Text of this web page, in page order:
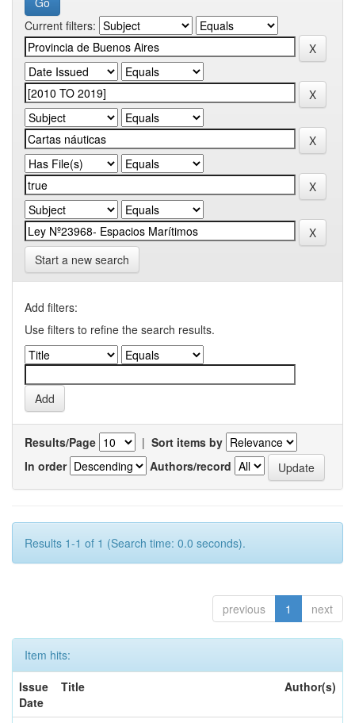
Current filters:
Start a new search
Add filters:
Use filters to refine the search results.
Results/Page | Sort items by
In order
Authors/record
Results 1-1 of 1 (Search time: 0.0 seconds).
previous 1 next
Item hits:
Issue
Date
Title Author(s)